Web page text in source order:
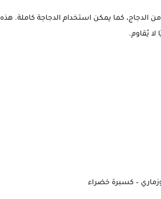
الدجاج، كما يمكن استخدام الدجاجة كاملة. هذه
لا يُقاوم.
– كسبرة خضراء